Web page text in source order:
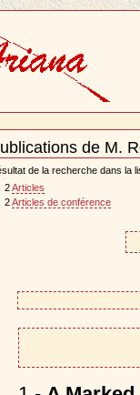
de M.
de la recherche dans la
2Articles
2Articles de conférence